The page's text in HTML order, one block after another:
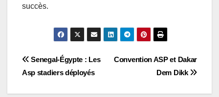
succès.
Navigation
de
Convention ASP et Dakar
Dem Dikk
Senegal-Égypte : Les
Asp stadiers déployés